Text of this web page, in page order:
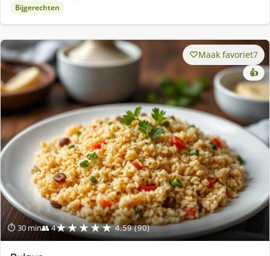
Bijgerechten
⏱ 30 min👥 4★★★★★ 4.59 (90)
Maak favoriet7
👍